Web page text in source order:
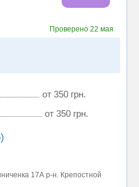
Проверено 22 мая
от 350 грн.
от 350 грн.
17А р-н. Крепостной